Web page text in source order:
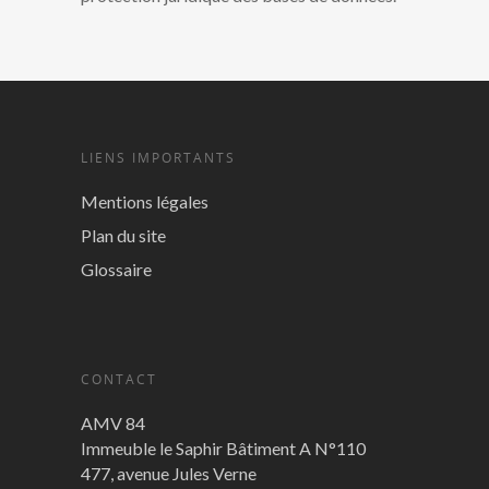
LIENS IMPORTANTS
Mentions légales
Plan du site
Glossaire
CONTACT
AMV 84
Immeuble le Saphir Bâtiment A N°110
477, avenue Jules Verne